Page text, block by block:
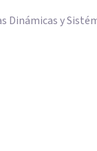
Dinámicas y